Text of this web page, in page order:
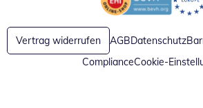
Öffnet in neuem
Vertrag widerrufen AGBDatenschutz
ComplianceCookie-